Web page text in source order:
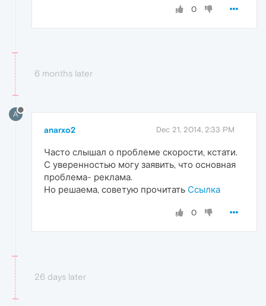
0
6 months later
A
anarxo2 Dec 21, 2014, 2:33 PM
Часто слышал о проблеме скорости, кстати.
С уверенностью могу заявить, что основная
проблема- реклама.
Но решаема, советую прочитать Ссылка
0
26 days later